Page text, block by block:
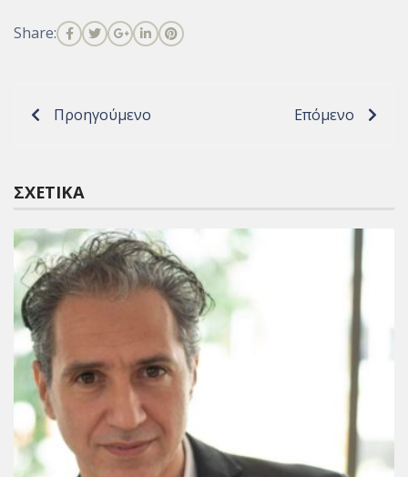
Share:
Προηγούμενο Επόμενο
ΣΧΕΤΙΚΆ